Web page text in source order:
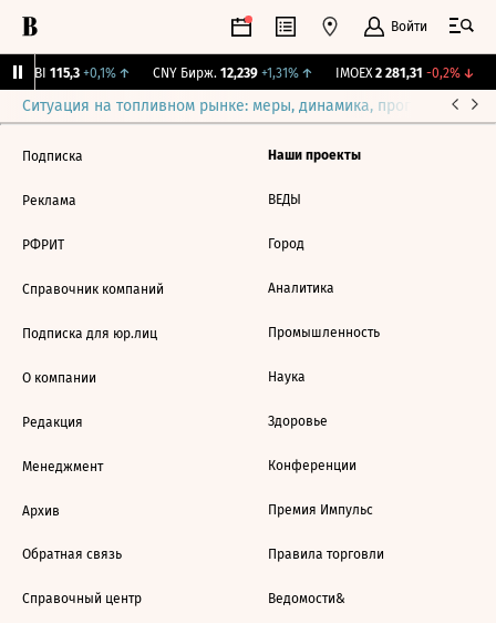
Войти
RGBI 115,3 +0,1%↑ CNY Бирж. 12,239 +1,31%↑ IMOEX 2 281,31 -0,2%↓
Ситуация на топливном рынке: меры, динамика, прогнозы
Подписка
Реклама
РФРИТ
Справочник компаний
Подписка для юр.лиц
О компании
Редакция
Менеджмент
Архив
Обратная связь
Справочный центр
Наши проекты
ВЕДЫ
Город
Аналитика
Промышленность
Наука
Здоровье
Конференции
Премия Импульс
Правила торговли
Ведомости&